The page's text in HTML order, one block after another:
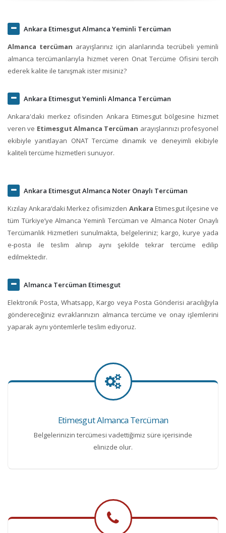
Ankara Etimesgut Almanca Yeminli Tercüman
Almanca tercüman arayışlarınız için alanlarında tecrübeli yeminli
almanca tercümanlarıyla hizmet veren Onat Tercüme Ofisini tercih
ederek kalite ile tanışmak ister misiniz?
Ankara Etimesgut Yeminli Almanca Tercüman
Ankara'daki merkez ofisinden Ankara Etimesgut bölgesine hizmet
veren ve Etimesgut Almanca Tercüman arayışlarınızı profesyonel
ekibiyle yanıtlayan ONAT Tercüme dinamik ve deneyimli ekibiyle
kaliteli tercüme hizmetleri sunuyor.
Ankara Etimesgut Almanca Noter Onaylı Tercüman
Kızılay Ankara‘daki Merkez ofisimizden Ankara Etimesgut ilçesine ve
tüm Türkiye’ye Almanca Yeminli Tercüman ve Almanca Noter Onaylı
Tercümanlık Hizmetleri sunulmakta, belgeleriniz; kargo, kurye yada
e-posta ile teslim alınıp aynı şekilde tekrar tercüme edilip
edilmektedir.
Almanca Tercüman Etimesgut
Elektronik Posta, Whatsapp, Kargo veya Posta Gönderisi aracılığıyla
göndereceğiniz evraklarınızın almanca tercüme ve onay işlemlerini
yaparak aynı yöntemlerle teslim ediyoruz.
Etimesgut Almanca Tercüman
Belgelerinizin tercümesi vadettiğimiz süre içerisinde
elinizde olur.